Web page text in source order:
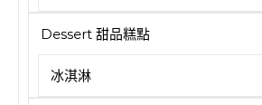
Dessert 甜品糕點
冰淇淋